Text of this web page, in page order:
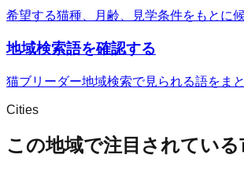
希望する猫種、月齢、見学条件をもとに
地域検索語を確認する
猫ブリーダー地域検索で見られる語をま
Cities
この地域で注目されている